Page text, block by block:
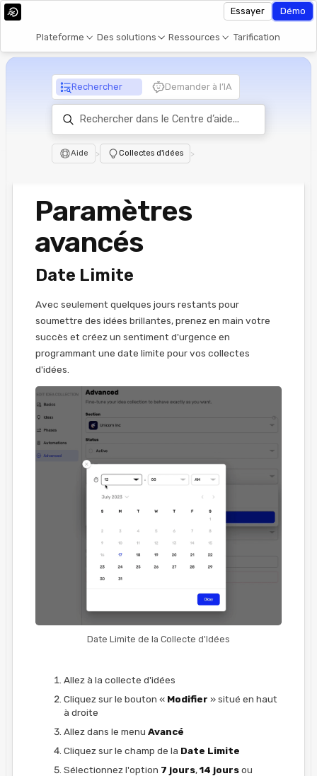
Plateforme Des solutions Ressources Tarification
Essayer Démo
Rechercher Demander à l’IA
Aide > Collectes d'idées >
Paramètres
avancés
Date Limite
Avec seulement quelques jours restants pour
soumettre des idées brillantes, prenez en main votre
succès et créez un sentiment d'urgence en
programmant une date limite pour vos collectes
d'idées.
Date Limite de la Collecte d'Idées
Allez à la collecte d'idées
Cliquez sur le bouton « Modifier » situé en haut
à droite
Allez dans le menu Avancé
Cliquez sur le champ de la Date Limite
Sélectionnez l'option 7 jours,14 joursou